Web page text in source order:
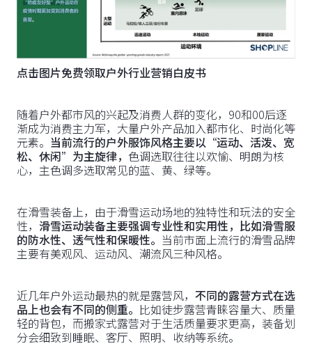
点击图片免费领取户外行业营销白皮书
随着户外都市风的兴起及消费人群的变化，90和00后逐
渐成为消费主力军，大量户外产品加入都市化、时尚化等
元素。 当前流行的户外服饰风格主要以“运动、活泼、宽
松、休闲”为主旋律， 色调选取往往以欢愉、明朗为核
心，主色调多选取常见的蓝、黄、绿等。
在滑雪装备上，由于滑雪运动场地的独特性和玩法的安全
性， 滑雪运动装备主要强调专业性和实用性，比如滑雪服
的防水性、透气性和保暖性。 当前市面上流行的滑雪品牌
主要有美观风、运动风、潮流风三种风格。
近几年户外运动最热的就是露营风， 不同的露营方式在选
品上也会有不同的侧重。 比如徒步露营青睐容量大、质量
轻的背包，而搬家式露营对于生活质量要求更高，装备划
分会细致到睡眠、客厅、照明、收纳等系统。